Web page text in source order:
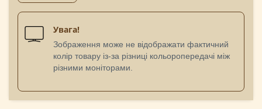
Увага!
Зображення може не відображати фактичний
колір товару із-за різниці кольоропередачі між
різними моніторами.